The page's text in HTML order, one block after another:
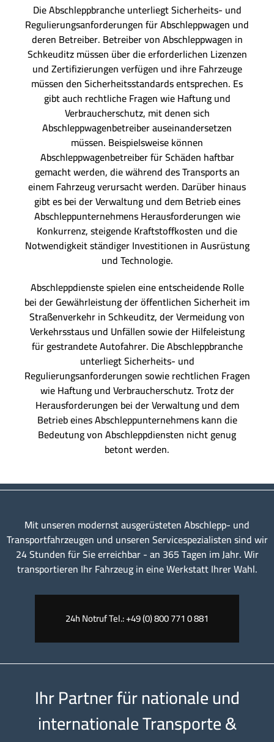
Die Abschleppbranche unterliegt Sicherheits- und
Regulierungsanforderungen für Abschleppwagen und
deren Betreiber. Betreiber von Abschleppwagen in
Schkeuditz müssen über die erforderlichen Lizenzen
und Zertifizierungen verfügen und ihre Fahrzeuge
müssen den Sicherheitsstandards entsprechen. Es
gibt auch rechtliche Fragen wie Haftung und
Verbraucherschutz, mit denen sich
Abschleppwagenbetreiber auseinandersetzen
müssen. Beispielsweise können
Abschleppwagenbetreiber für Schäden haftbar
gemacht werden, die während des Transports an
einem Fahrzeug verursacht werden. Darüber hinaus
gibt es bei der Verwaltung und dem Betrieb eines
Abschleppunternehmens Herausforderungen wie
Konkurrenz, steigende Kraftstoffkosten und die
Notwendigkeit ständiger Investitionen in Ausrüstung
und Technologie.
Abschleppdienste spielen eine entscheidende Rolle
bei der Gewährleistung der öffentlichen Sicherheit im
Straßenverkehr in Schkeuditz, der Vermeidung von
Verkehrsstaus und Unfällen sowie der Hilfeleistung
für gestrandete Autofahrer. Die Abschleppbranche
unterliegt Sicherheits- und
Regulierungsanforderungen sowie rechtlichen Fragen
wie Haftung und Verbraucherschutz. Trotz der
Herausforderungen bei der Verwaltung und dem
Betrieb eines Abschleppunternehmens kann die
Bedeutung von Abschleppdiensten nicht genug
betont werden.
Mit unseren modernst ausgerüsteten Abschlepp- und
Transportfahrzeugen und unseren Servicespezialisten sind wir
24 Stunden für Sie erreichbar - an 365 Tagen im Jahr. Wir
transportieren Ihr Fahrzeug in eine Werkstatt Ihrer Wahl.
24h Notruf Tel.: +49 (0) 800 771 0 881
Ihr Partner für nationale und
internationale Transporte &